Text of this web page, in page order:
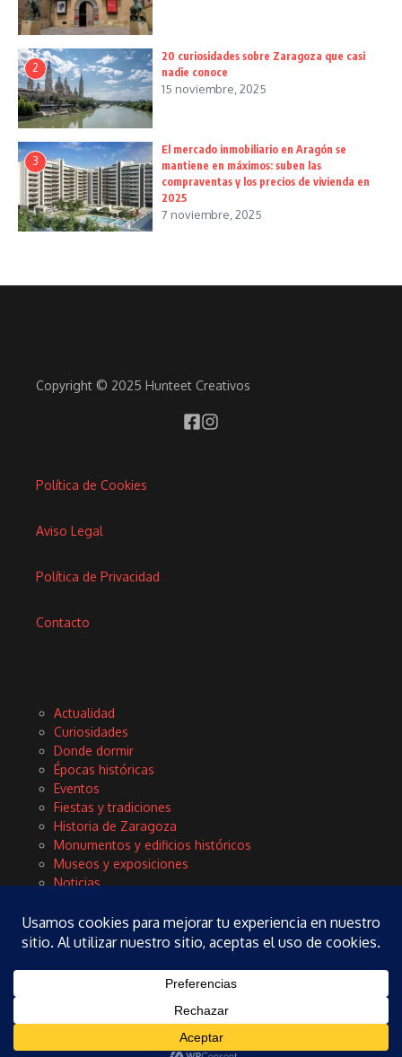
2
20 curiosidades sobre Zaragoza que casi
nadie conoce
15 noviembre, 2025
3
El mercado inmobiliario en Aragón se
mantiene en máximos: suben las
compraventas y los precios de vivienda en
2025
7 noviembre, 2025
Copyright © 2025 Hunteet Creativos
Política de Cookies
Aviso Legal
Política de Privacidad
Contacto
Actualidad
Curiosidades
Donde dormir
Épocas históricas
Eventos
Fiestas y tradiciones
Historia de Zaragoza
Monumentos y edificios históricos
Museos y exposiciones
Noticias
Rinconces con encanto
Tours y excursiones
Copyright © 2026 Zaragoza Fieles | Desarrollado por
Noticias X